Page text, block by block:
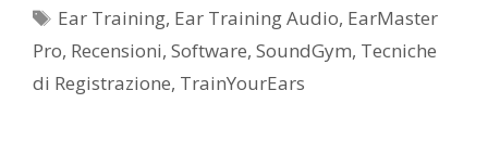
Tag
Ear Training, Ear Training Audio, EarMaster
Pro, Recensioni, Software, SoundGym, Tecniche
di Registrazione, TrainYourEars